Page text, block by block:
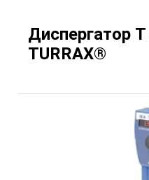
Диспергатор
TURRAX®